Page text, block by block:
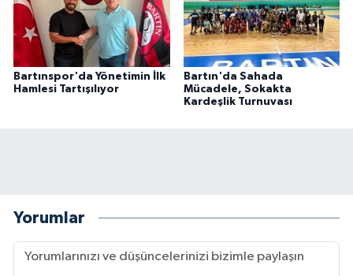
Bartınspor'da Yönetimin İlk
Hamlesi Tartışılıyor
Bartın'da Sahada
Mücadele, Sokakta
Kardeşlik Turnuvası
Yorumlar